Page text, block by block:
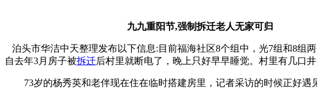
九九重阳节,强制拆迁老人无家可归
泊头市华洁中天整理发布以下信息:目前福海社区8个组中，光7组和8组
自去年3月房子被拆迁后村里就断电了，晚上只好早早睡觉。村里有几口
73岁的杨秀英和老伴现在住在临时搭建房里，记者采访的时候正好遇